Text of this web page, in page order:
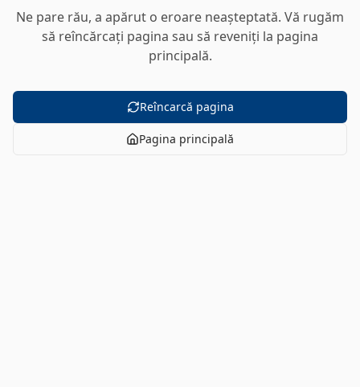
Ne pare rău, a apărut o eroare neașteptată. Vă rugăm
să reîncărcați pagina sau să reveniți la pagina
principală.
Reîncarcă pagina
Pagina principală